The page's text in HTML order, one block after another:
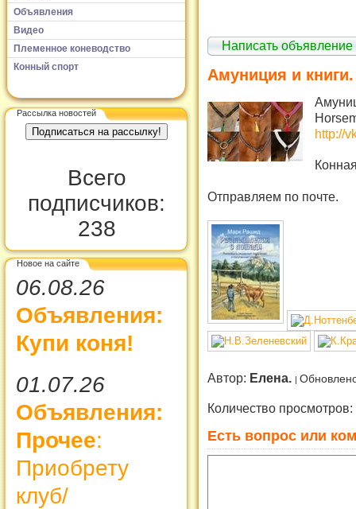
Объявления
Видео
Племенное коневодство
Конный спорт
Рассылка новостей
Всего
подписчиков:
238
Новое на сайте
06.08.26
Объявления:
Купи коня!
01.07.26
Объявления:
Прочее:
Приобрету
клуб/
Написать объявление
Амуниция и
http://
Отправляем по почте.
Автор: Елена.
Количество просмотров:
Есть вопрос или